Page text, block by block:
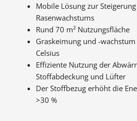
Mobile Lösung zur
Rasenwachstums
Rund 70 m² Nutzungsfläche
Graskeimung und -
Celsius
Effiziente Nutzung der
Stoffabdeckung und Lüfter
Der Stoffbezug erhöht die
>30 %